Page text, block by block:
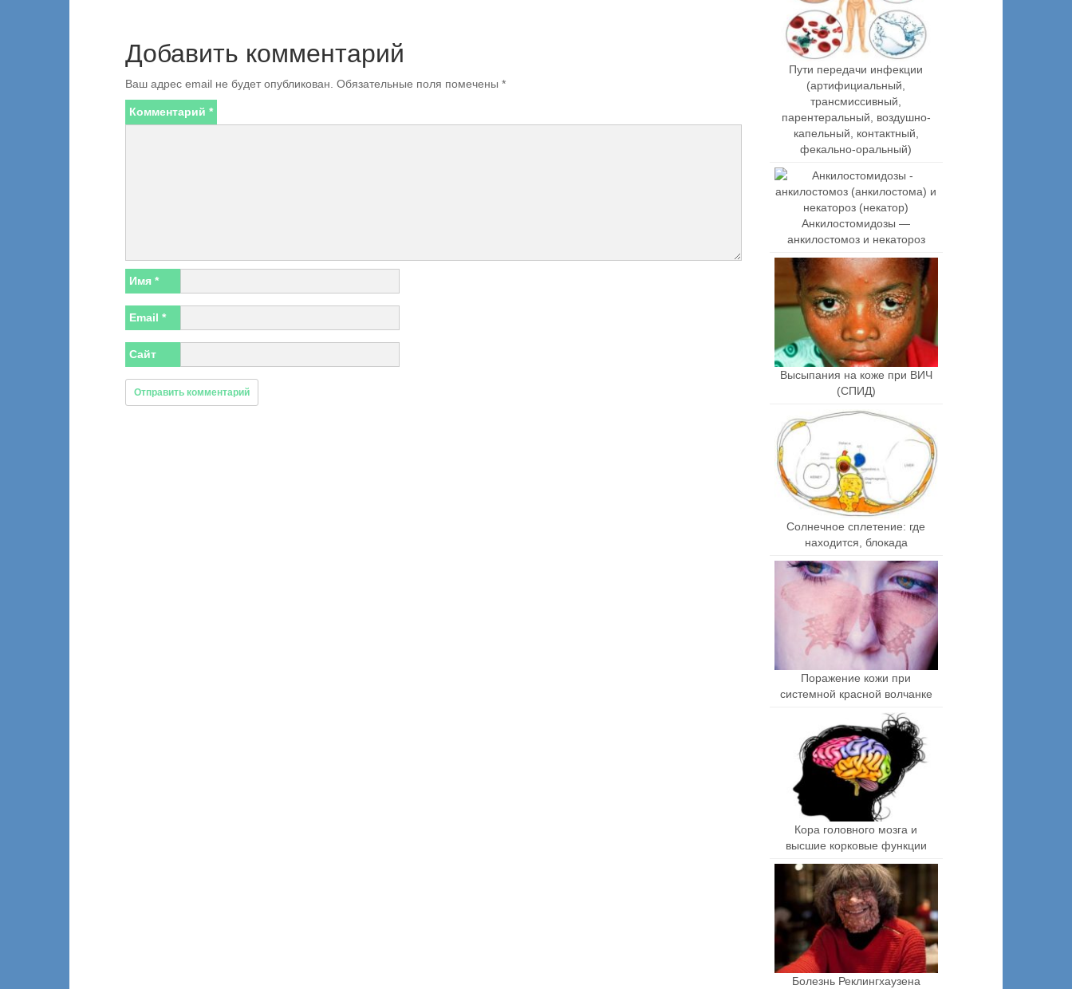
Добавить комментарий
Ваш адрес email не будет опубликован. Обязательные поля помечены *
Комментарий *
Имя *
Email *
Сайт
Пути передачи инфекции
(артифициальный,
трансмиссивный,
парентеральный, воздушно-
капельный, контактный,
фекально-оральный)
Анкилостомидозы —
анкилостомоз и некатороз
Высыпания на коже при ВИЧ
(СПИД)
Солнечное сплетение: где
находится, блокада
Поражение кожи при
системной красной волчанке
Кора головного мозга и
высшие корковые функции
Болезнь Реклингхаузена